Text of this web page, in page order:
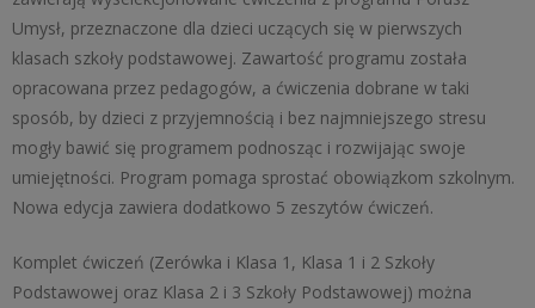
Umysł, przeznaczone dla dzieci uczących się w pierwszych
klasach szkoły podstawowej. Zawartość programu została
opracowana przez pedagogów, a ćwiczenia dobrane w taki
sposób, by dzieci z przyjemnością i bez najmniejszego stresu
mogły bawić się programem podnosząc i rozwijając swoje
umiejętności. Program pomaga sprostać obowiązkom szkolnym.
Nowa edycja zawiera dodatkowo 5 zeszytów ćwiczeń.
Komplet ćwiczeń (Zerówka i Klasa 1, Klasa 1 i 2 Szkoły
Podstawowej oraz Klasa 2 i 3 Szkoły Podstawowej) można